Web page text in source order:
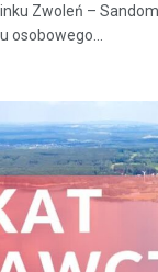
Zwoleń –
osobowego...